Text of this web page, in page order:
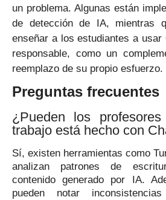
un problema. Algunas están
de detección de IA, mientras
enseñar a los estudiantes a usar
responsable, como un
reemplazo de su propio esfuerzo.
Preguntas frecuentes
¿Pueden los
trabajo está hecho con
Sí, existen herramientas como
analizan patrones de
contenido generado por IA.
pueden notar